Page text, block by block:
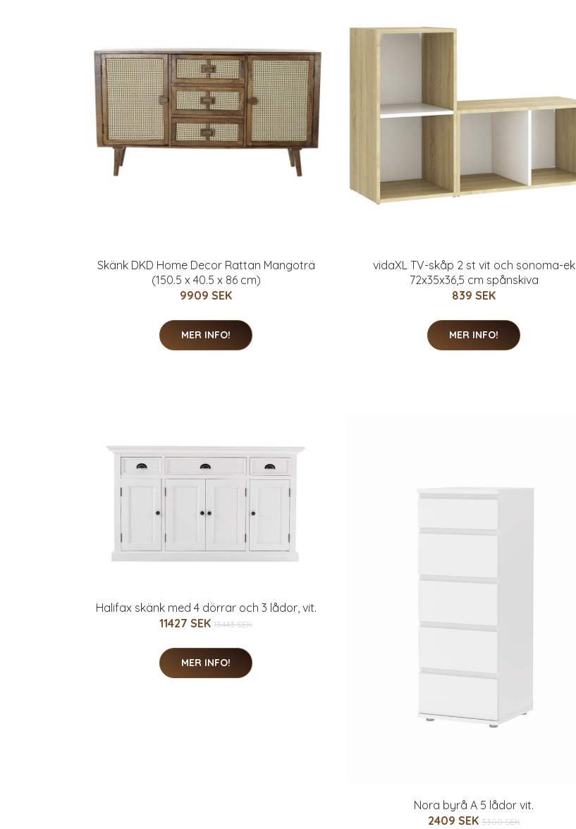
Skänk DKD Home Decor Rattan Mangoträ
(150.5 x 40.5 x 86 cm)
9909 SEK
MER INFO!
vidaXL TV-skåp 2 st vit och sonoma-ek
72x35x36,5 cm spånskiva
839 SEK
MER INFO!
Halifax skänk med 4 dörrar och 3 lådor, vit.
11427 SEK 13443 SEK
MER INFO!
Nora byrå A 5 lådor vit.
2409 SEK 3300 SEK